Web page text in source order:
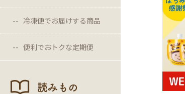
冷凍便でお届けする商品
便利でおトクな定期便
読みもの